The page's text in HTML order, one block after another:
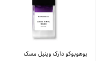
بوهوبوکو دارک وینیل مسک